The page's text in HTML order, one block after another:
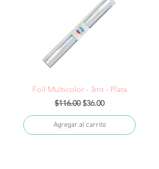
Foil Multicolor - 3mt - Plata
Precio
$116.00 Precio de oferta
$36.00
Agregar al carrito